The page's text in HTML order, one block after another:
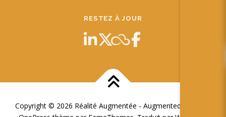
RESTEZ À JOUR
Copyright © 2026 Réalité Augmentée - Augmented Reality